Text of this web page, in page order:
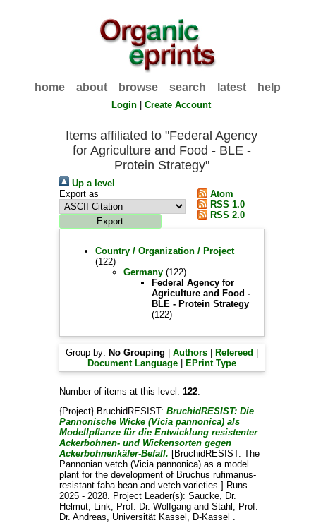
home about browse search latest help
Login |Create Account
Items affiliated to "Federal Agency
for Agriculture and Food - BLE -
Protein Strategy"
Up a level
Export as
Atom
RSS 1.0
RSS 2.0
Country / Organization / Project
(122)
Germany(122)
Federal Agency for
Agriculture and Food -
BLE - Protein Strategy
(122)
Group by: No Grouping Authors| Refereed
Document Language| EPrint Type
Number of items at this level: 122.
{Project} BruchidRESIST: BruchidRESIST: Die
Pannonische Wicke (Vicia pannonica) als
Modellpflanze für die Entwicklung resistenter
Ackerbohnen- und Wickensorten gegen
Ackerbohnenkäfer-Befall. [BruchidRESIST: The
Pannonian vetch (Vicia pannonica) as a model
plant for the development of Bruchus rufimanus-
resistant faba bean and vetch varieties.] Runs
2025 - 2028. Project Leader(s): Saucke, Dr.
Helmut; Link, Prof. Dr. Wolfgangand Stahl, Prof.
Dr. Andreas, Universität Kassel, D-Kassel .